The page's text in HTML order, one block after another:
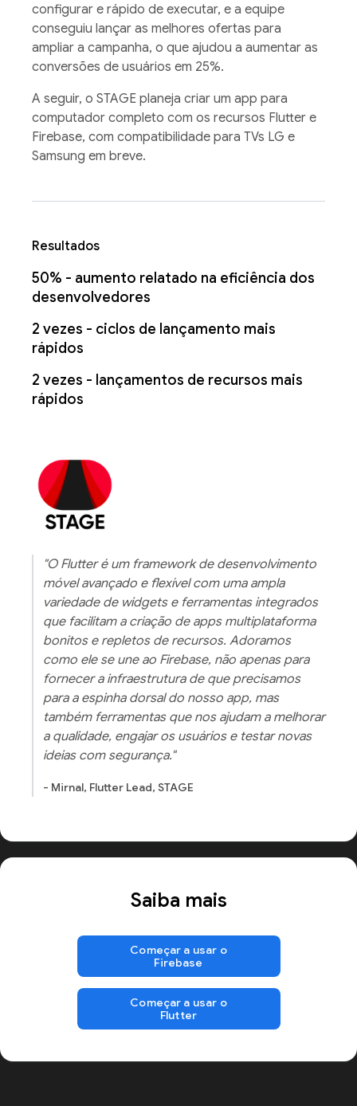
configurar e rápido de executar, e a equipe
conseguiu lançar as melhores ofertas para
ampliar a campanha, o que ajudou a aumentar as
conversões de usuários em 25%.
A seguir, o STAGE planeja criar um app para
computador completo com os recursos Flutter e
Firebase, com compatibilidade para TVs LG e
Samsung em breve.
Resultados
50% - aumento relatado na eficiência dos
desenvolvedores
2 vezes - ciclos de lançamento mais
rápidos
2 vezes - lançamentos de recursos mais
rápidos
"O Flutter é um framework de desenvolvimento
móvel avançado e flexível com uma ampla
variedade de widgets e ferramentas integrados
que facilitam a criação de apps multiplataforma
bonitos e repletos de recursos. Adoramos
como ele se une ao Firebase, não apenas para
fornecer a infraestrutura de que precisamos
para a espinha dorsal do nosso app, mas
também ferramentas que nos ajudam a melhorar
a qualidade, engajar os usuários e testar novas
ideias com segurança."
- Mirnal, Flutter Lead, STAGE
Saiba mais
Começar a usar o
Firebase
Começar a usar o
Flutter